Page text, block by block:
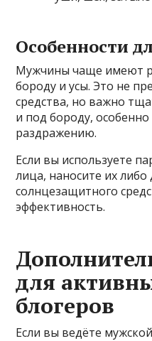
Особенности
Мужчины чаще имеют
бороду и усы. Это не
средства, но важно
и под бороду,
раздражению.
Если вы используете
лица, наносите их либо
солнцезащитного
эффективность.
для
блогеров
Если вы ведёте